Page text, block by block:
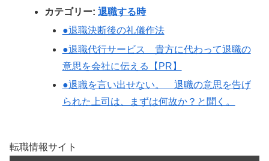
カテゴリー:退職する時
●退職決断後の礼儀作法
●退職代行サービス 貴方に代わって退職の
意思を会社に伝える【PR】
●退職を言い出せない。 退職の意思を告げ
られた上司は、まずは何故か？と聞く。
転職情報サイト